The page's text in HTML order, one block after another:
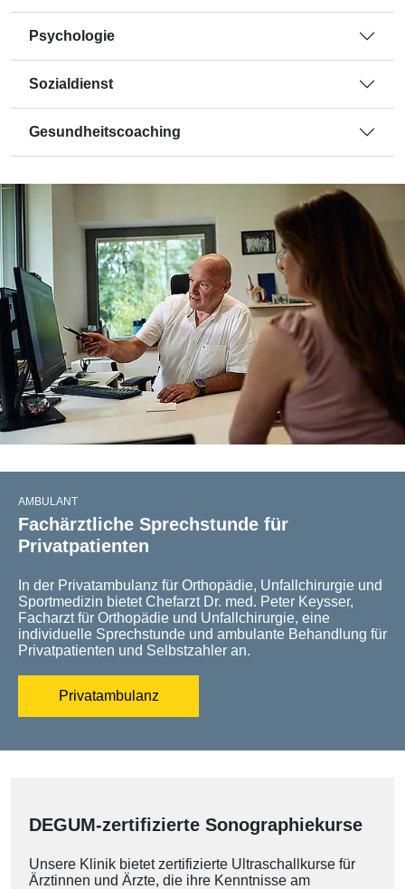
Psychologie
Sozialdienst
Gesundheitscoaching
AMBULANT
Fachärztliche Sprechstunde für
Privatpatienten
In der Privatambulanz für Orthopädie, Unfallchirurgie und
Sportmedizin bietet Chefarzt Dr. med. Peter Keysser,
Facharzt für Orthopädie und Unfallchirurgie, eine
individuelle Sprechstunde und ambulante Behandlung für
Privatpatienten und Selbstzahler an.
Privatambulanz
DEGUM-zertifizierte Sonographiekurse
Unsere Klinik bietet zertifizierte Ultraschallkurse für
Ärztinnen und Ärzte, die ihre Kenntnisse am